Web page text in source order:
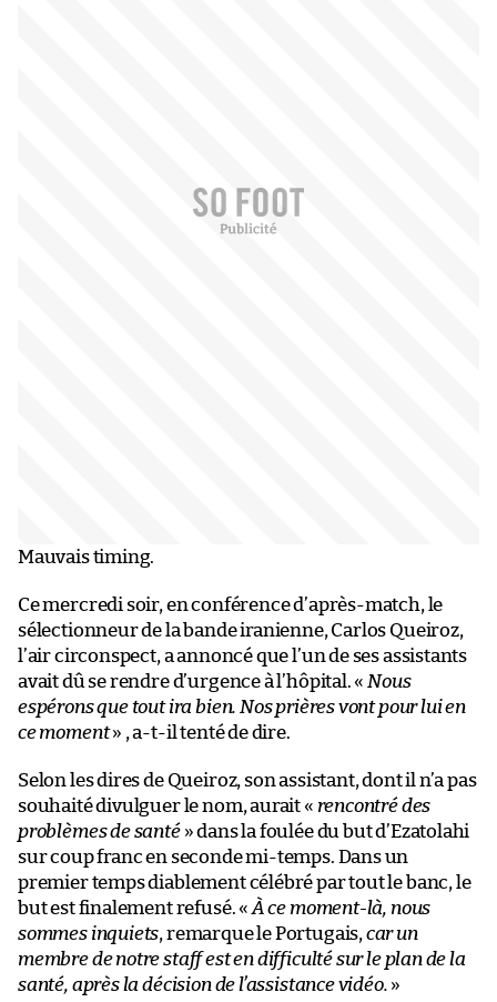
Mauvais timing.
Ce mercredi soir, en conférence d’après-match, le
sélectionneur de la bande iranienne, Carlos Queiroz,
l’air circonspect, a annoncé que l’un de ses assistants
avait dû se rendre d’urgence à l’hôpital. « Nous
espérons que tout ira bien. Nos prières vont pour lui en
ce moment» , a-t-il tenté de dire.
Selon les dires de Queiroz, son assistant, dont il n’a pas
souhaité divulguer le nom, aurait « rencontré des
problèmes de santé» dans la foulée du but d’Ezatolahi
sur coup franc en seconde mi-temps. Dans un
premier temps diablement célébré par tout le banc, le
but est finalement refusé. « À ce moment-là, nous
sommes inquiets, remarque le Portugais, car un
membre de notre staff est en difficulté sur le plan de la
santé, après la décision de l’assistance vidéo. »